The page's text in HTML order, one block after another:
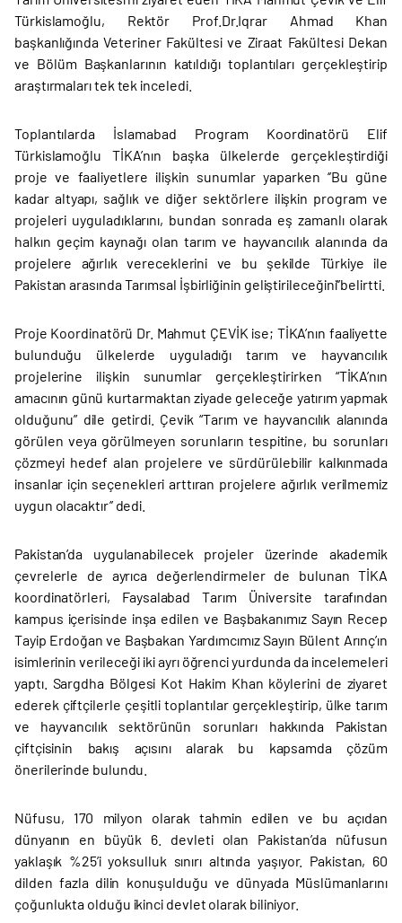
Türkislamoğlu, Rektör Prof.Dr.Iqrar Ahmad Khan
başkanlığında Veteriner Fakültesi ve Ziraat Fakültesi Dekan
ve Bölüm Başkanlarının katıldığı toplantıları gerçekleştirip
araştırmaları tek tek inceledi.
Toplantılarda İslamabad Program Koordinatörü Elif
Türkislamoğlu TİKA’nın başka ülkelerde gerçekleştirdiği
proje ve faaliyetlere ilişkin sunumlar yaparken ‘’Bu güne
kadar altyapı, sağlık ve diğer sektörlere ilişkin program ve
projeleri uyguladıklarını, bundan sonrada eş zamanlı olarak
halkın geçim kaynağı olan tarım ve hayvancılık alanında da
projelere ağırlık vereceklerini ve bu şekilde Türkiye ile
Pakistan arasında Tarımsal İşbirliğinin geliştirileceğini‘’belirtti.
Proje Koordinatörü Dr. Mahmut ÇEVİK ise; TİKA’nın faaliyette
bulunduğu ülkelerde uyguladığı tarım ve hayvancılık
projelerine ilişkin sunumlar gerçekleştirirken “TİKA’nın
amacının günü kurtarmaktan ziyade geleceğe yatırım yapmak
olduğunu” dile getirdi. Çevik “Tarım ve hayvancılık alanında
görülen veya görülmeyen sorunların tespitine, bu sorunları
çözmeyi hedef alan projelere ve sürdürülebilir kalkınmada
insanlar için seçenekleri arttıran projelere ağırlık verilmemiz
uygun olacaktır’’ dedi.
Pakistan’da uygulanabilecek projeler üzerinde akademik
çevrelerle de ayrıca değerlendirmeler de bulunan TİKA
koordinatörleri, Faysalabad Tarım Üniversite tarafından
kampus içerisinde inşa edilen ve Başbakanımız Sayın Recep
Tayip Erdoğan ve Başbakan Yardımcımız Sayın Bülent Arınç’ın
isimlerinin verileceği iki ayrı öğrenci yurdunda da incelemeleri
yaptı. Sargdha Bölgesi Kot Hakim Khan köylerini de ziyaret
ederek çiftçilerle çeşitli toplantılar gerçekleştirip, ülke tarım
ve hayvancılık sektörünün sorunları hakkında Pakistan
çiftçisinin bakış açısını alarak bu kapsamda çözüm
önerilerinde bulundu.
Nüfusu, 170 milyon olarak tahmin edilen ve bu açıdan
dünyanın en büyük 6. devleti olan Pakistan’da nüfusun
yaklaşık %25’i yoksulluk sınırı altında yaşıyor. Pakistan, 60
dilden fazla dilin konuşulduğu ve dünyada Müslümanlarını
çoğunlukta olduğu ikinci devlet olarak biliniyor.